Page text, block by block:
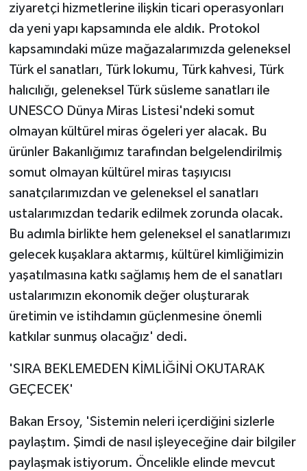
ziyaretçi hizmetlerine ilişkin ticari operasyonları
da yeni yapı kapsamında ele aldık. Protokol
kapsamındaki müze mağazalarımızda geleneksel
Türk el sanatları, Türk lokumu, Türk kahvesi, Türk
halıcılığı, geleneksel Türk süsleme sanatları ile
UNESCO Dünya Miras Listesi'ndeki somut
olmayan kültürel miras ögeleri yer alacak. Bu
ürünler Bakanlığımız tarafından belgelendirilmiş
somut olmayan kültürel miras taşıyıcısı
sanatçılarımızdan ve geleneksel el sanatları
ustalarımızdan tedarik edilmek zorunda olacak.
Bu adımla birlikte hem geleneksel el sanatlarımızı
gelecek kuşaklara aktarmış, kültürel kimliğimizin
yaşatılmasına katkı sağlamış hem de el sanatları
ustalarımızın ekonomik değer oluşturarak
üretimin ve istihdamın güçlenmesine önemli
katkılar sunmuş olacağız' dedi.
'SIRA BEKLEMEDEN KİMLİĞİNİ OKUTARAK
GEÇECEK'
Bakan Ersoy, 'Sistemin neleri içerdiğini sizlerle
paylaştım. Şimdi de nasıl işleyeceğine dair bilgiler
paylaşmak istiyorum. Öncelikle elinde mevcut